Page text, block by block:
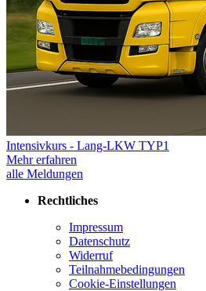
Intensivkurs - Lang-LKW TYP1
Mehr erfahren
alle Meldungen
Rechtliches
Impressum
Datenschutz
Widerruf
Teilnahmebedingungen
Cookie-Einstellungen